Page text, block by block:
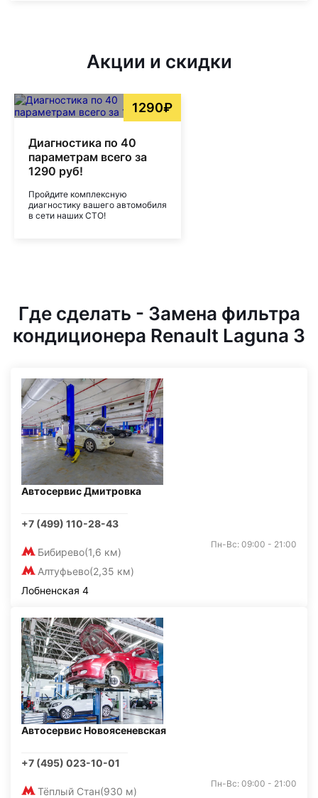
Акции и скидки
1290₽
Диагностика по 40
параметрам всего за
1290 руб!
Пройдите комплексную
диагностику вашего автомобиля
в сети наших СТО!
Где сделать - Замена фильтра
кондиционера Renault Laguna 3
Автосервис Дмитровка
+7 (499) 110-28-43
Бибирево(1,6 км)
Алтуфьево(2,35 км)
Пн-Вс: 09:00 - 21:00
Лобненская 4
Автосервис Новоясеневская
+7 (495) 023-10-01
Тёплый Стан(930 м)
Пн-Вс: 09:00 - 21:00